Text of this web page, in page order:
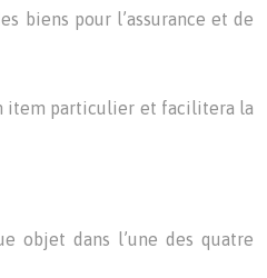
biens pour l’assurance et de
item particulier et facilitera la
objet dans l’une des quatre